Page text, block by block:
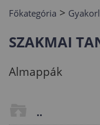
Főkategória >
SZAKMAI
Almappák
..